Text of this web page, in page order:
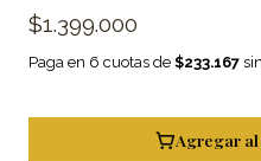
$1.399.000
Paga en 6 cuotas de $233.167
Agregar